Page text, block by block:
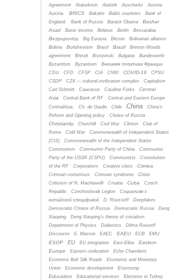
Agreement
Ataturkism Atatürk Auschwitz
Austria
Austria.
BRICS Bakatin Baltic countries
Bank of
England.
Bank of Russia Barack Obama
Bashar
Asad
Basic income Belarus Berlin Bessarabia
Bezpopovtsy Big Eurasia Bitcoin
Bolivarian alliance
Bolivia
Bolshevism Brasil Brazil
Bretton Woods
agreement
Brexit Brzezinski Bulgaria
Bundeswehr
Byzantism
Byzantium
Bнешняя политика Франции
CDU
CFD CFSP CIA CNKI COVID-19
CPSU
CSDP
CZК — cultural-zivilization complex
Capitalism
Carl Schmitt
Caucasus Caudine Forks
Central
Asia
Central Bank of RF
Central and Eastern Europe
CentralAsia.
Ch. de Gaulle Chile China
China's
Reform and Opening policy
Choice of Russia
Christianity Churchill Civil War Clinton
Club of
Rome
Cold War
Commonwealth of Independent States
(CIS)
Commonwealth of the Independent States
Communism
Communist Party of China
Communist
Party of the USSR (CSPU)
Communists
Constitution
of the RF
Corporatism Creative class Crimea
Crimean consensus Crimean syndrome Crisis
Criticism of N. Machiavelli Croatia Cuba
Czech
Republic
Czechoslovak Legion
Cоциализм с
китайской спецификой
D. Rousseff
Deepfakes
Democratic Choice of Russia
Democratic Russia
Deng
Xiaoping
Deng Xiaoping's theory of socialism
Department of Physics
Dialectics
Dilma Rouseff
Discourse
E. Macron EAEC EAEU ECB EMU
ESOP EU EU integration East-Elbia
Eastern
Europe
Eastern civilization
Echo Chambers
Economic Belt Silk Roads
Economic and Monetary
Union
Economic development
Economy
Education
Educational services
Elections in Turkey